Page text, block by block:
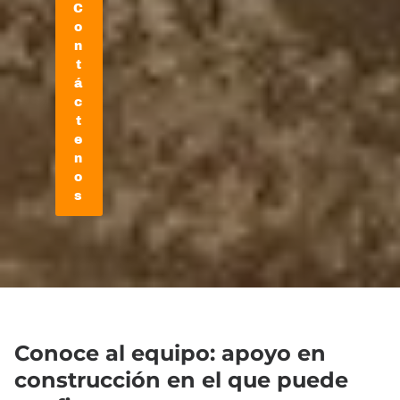
C
o
n
t
á
c
t
e
n
o
s
Conoce al equipo: apoyo en
construcción en el que puede